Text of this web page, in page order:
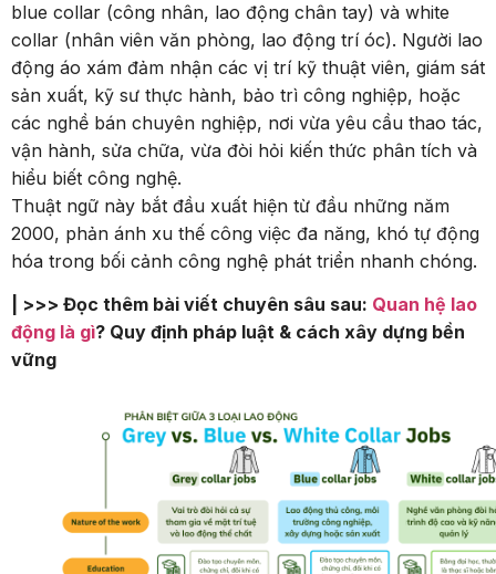
blue collar (công nhân, lao động chân tay) và white
collar (nhân viên văn phòng, lao động trí óc). Người lao
động áo xám đảm nhận các vị trí kỹ thuật viên, giám sát
sản xuất, kỹ sư thực hành, bảo trì công nghiệp, hoặc
các nghề bán chuyên nghiệp, nơi vừa yêu cầu thao tác,
vận hành, sửa chữa, vừa đòi hỏi kiến thức phân tích và
hiểu biết công nghệ.
Thuật ngữ này bắt đầu xuất hiện từ đầu những năm
2000, phản ánh xu thế công việc đa năng, khó tự động
hóa trong bối cảnh công nghệ phát triển nhanh chóng.
| >>> Đọc thêm bài viết chuyên sâu sau: Quan hệ lao
động là gì? Quy định pháp luật & cách xây dựng bền
vững